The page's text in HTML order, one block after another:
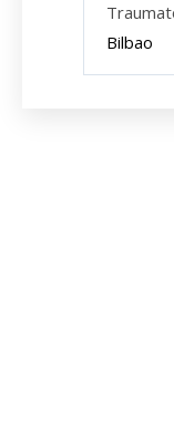
Bilbao